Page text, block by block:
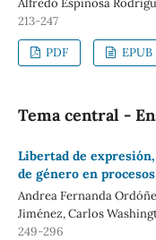
213-247
PDF EPUB
Tema central -
Libertad de
de género en
Andrea Fernanda
Jiménez, Carlos
249-296